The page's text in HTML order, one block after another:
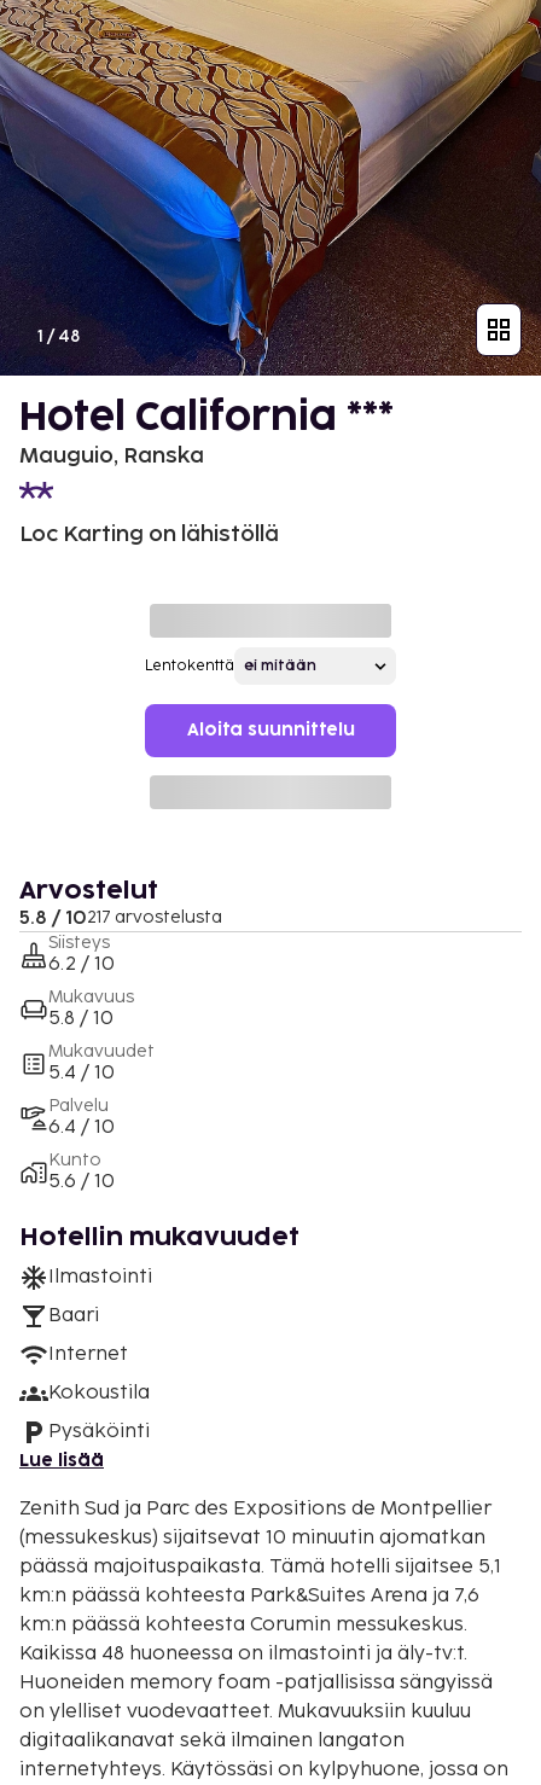
1 /48
Hotel California ***
Mauguio, Ranska
Loc Karting on lähistöllä
Lentokenttä
Aloita suunnittelu
Arvostelut
5.8 / 10217 arvostelusta
Siisteys
6.2 / 10
Mukavuus
5.8 / 10
Mukavuudet
5.4 / 10
Palvelu
6.4 / 10
Kunto
5.6 / 10
Hotellin mukavuudet
Ilmastointi
Baari
Internet
Kokoustila
Pysäköinti
Lue lisää
Zenith Sud ja Parc des Expositions de Montpellier
(messukeskus) sijaitsevat 10 minuutin ajomatkan
päässä majoituspaikasta. Tämä hotelli sijaitsee 5,1
km:n päässä kohteesta Park&Suites Arena ja 7,6
km:n päässä kohteesta Corumin messukeskus.
Kaikissa 48 huoneessa on ilmastointi ja äly-tv:t.
Huoneiden memory foam -patjallisissa sängyissä
on ylelliset vuodevaatteet. Mukavuuksiin kuuluu
digitaalikanavat sekä ilmainen langaton
internetyhteys. Käytössäsi on kylpyhuone, jossa on